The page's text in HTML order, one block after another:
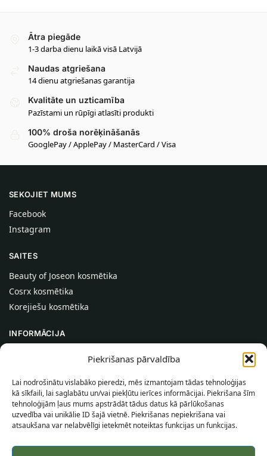
Piekrišanas pārvaldība
Lai nodrošinātu vislabāko pieredzi, mēs izmantojam tādas tehnoloģijas
kā sīkfaili, lai saglabātu un/vai piekļūtu ierīces informācijai. Piekrišana šīm
tehnoloģijām ļaus mums apstrādāt tādus datus kā pārlūkošanas
uzvedība vai unikālie ID šajā vietnē. Piekrišanas nepiekrišana vai
atsaukšana var nelabvēlīgi ietekmēt noteiktas funkcijas un funkcijas.
Ātra piegāde
1-3 darba dienu laikā visā Latvijā
Naudas atgriešana
14 dienu atgriešanas garantija
Kvalitāte un uzticamība
Pazīstami un rūpīgi atlasīti produkti
100% droša norēķināšanās
GooglePay / ApplePay / MasterCard / Visa
SEKOJIET MUMS
Facebook
Instagram
SAITES
Beauty of Joseon kosmētika
Cosrx kosmētika
Korejiešu kosmētika
INFORMĀCIJA
Palīdzība
INFORMĀCIJA PIRCĒJAM
Piegādes nosacījumi
Noteikumi un nosacījumi